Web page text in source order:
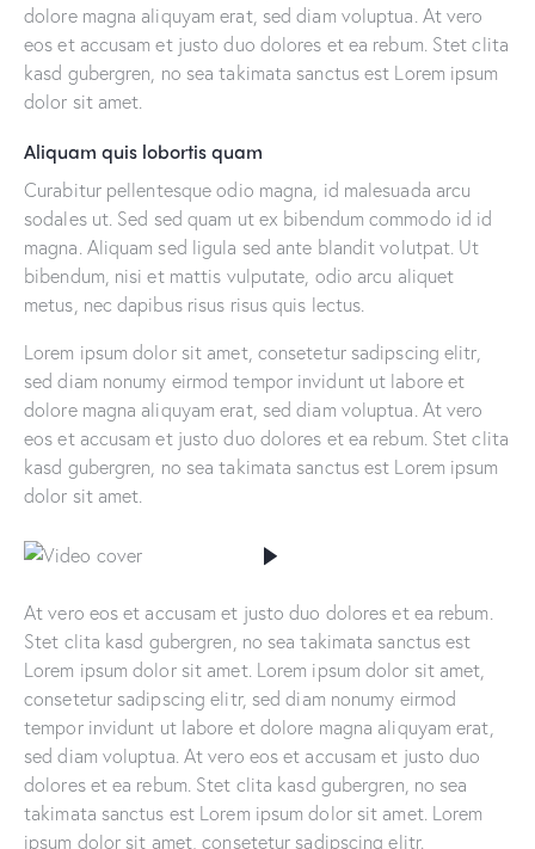
dolore magna aliquyam erat, sed diam voluptua. At vero
eos et accusam et justo duo dolores et ea rebum. Stet clita
kasd gubergren, no sea takimata sanctus est Lorem ipsum
dolor sit amet.
Aliquam quis lobortis quam
Curabitur pellentesque odio magna, id malesuada arcu
sodales ut. Sed sed quam ut ex bibendum commodo id id
magna. Aliquam sed ligula sed ante blandit volutpat. Ut
bibendum, nisi et mattis vulputate, odio arcu aliquet
metus, nec dapibus risus risus quis lectus.
Lorem ipsum dolor sit amet, consetetur sadipscing elitr,
sed diam nonumy eirmod tempor invidunt ut labore et
dolore magna aliquyam erat, sed diam voluptua. At vero
eos et accusam et justo duo dolores et ea rebum. Stet clita
kasd gubergren, no sea takimata sanctus est Lorem ipsum
dolor sit amet.
At vero eos et accusam et justo duo dolores et ea rebum.
Stet clita kasd gubergren, no sea takimata sanctus est
Lorem ipsum dolor sit amet. Lorem ipsum dolor sit amet,
consetetur sadipscing elitr, sed diam nonumy eirmod
tempor invidunt ut labore et dolore magna aliquyam erat,
sed diam voluptua. At vero eos et accusam et justo duo
dolores et ea rebum. Stet clita kasd gubergren, no sea
takimata sanctus est Lorem ipsum dolor sit amet. Lorem
ipsum dolor sit amet, consetetur sadipscing elitr.